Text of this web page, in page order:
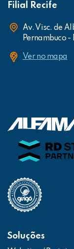
Filial Recife
Av. Visc. de
Pernambuco -
Ver no mapa
Soluções